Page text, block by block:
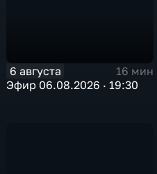
6 августа
16 мин
Эфир 06.08.2026 · 19:30